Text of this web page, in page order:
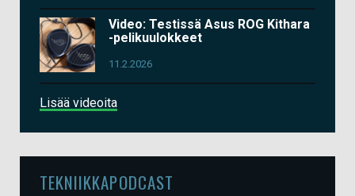
Video: Testissä Asus ROG Kithara
-pelikuulokkeet
11.2.2026
Lisää videoita
TEKNIIKKAPODCAST